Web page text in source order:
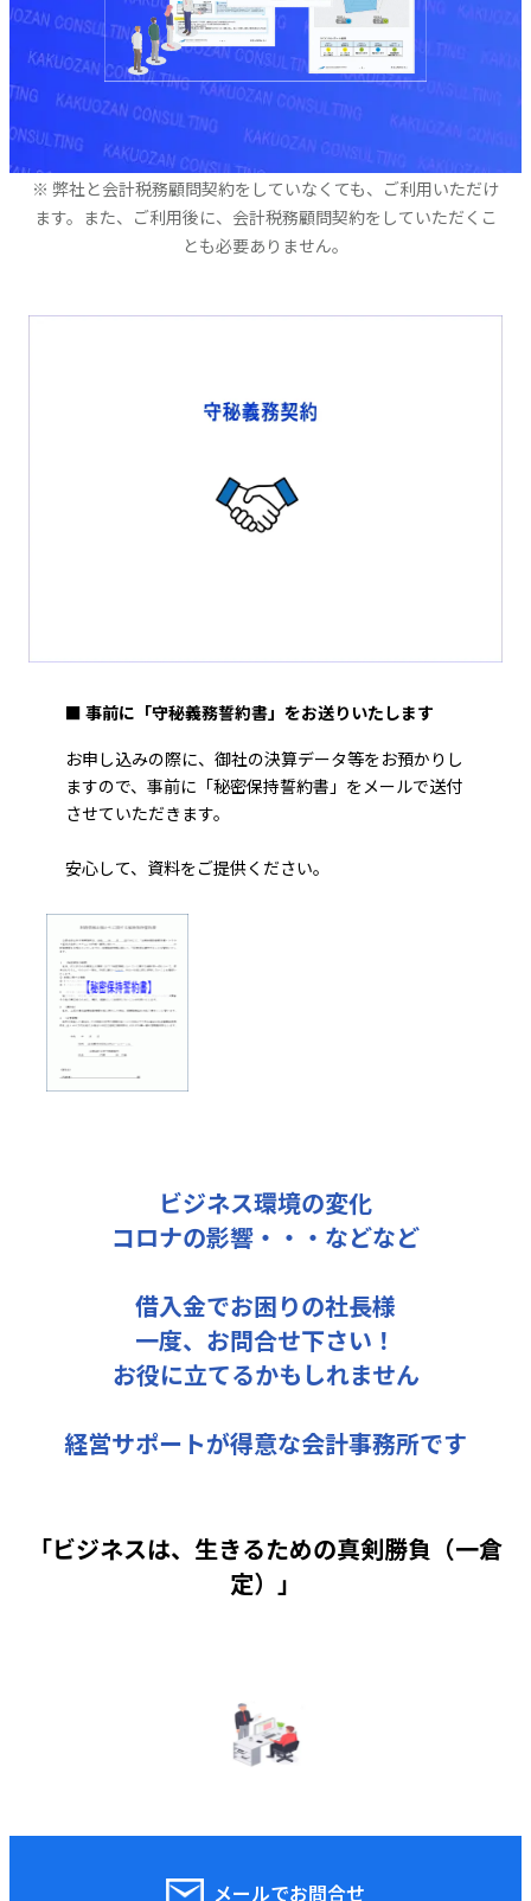
※ 弊社と会計税務顧問契約をしていなくても、ご利用いただけ
ます。また、ご利用後に、会計税務顧問契約をしていただくこ
とも必要ありません。
■ 事前に「守秘義務誓約書」をお送りいたします
お申し込みの際に、御社の決算データ等をお預かりし
ますので、事前に「秘密保持誓約書」をメールで送付
させていただきます。
安心して、資料をご提供ください。
ビジネス環境の変化
コロナの影響・・・などなど
借入金でお困りの社長様
一度、お問合せ下さい！
お役に立てるかもしれません
経営サポートが得意な会計事務所です
「ビジネスは、生きるための真剣勝負（一倉
定）」
メールでお問合せ